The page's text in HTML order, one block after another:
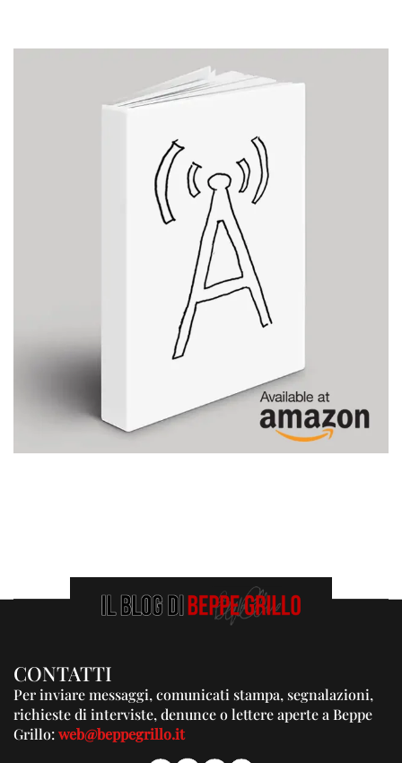
CONTATTI
Per inviare messaggi, comunicati stampa, segnalazioni,
richieste di interviste, denunce o lettere aperte a Beppe
Grillo:web@beppegrillo.it